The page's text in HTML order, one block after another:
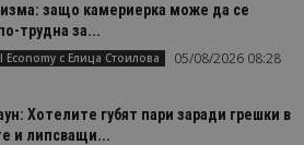
защо камериерка може да се
трудна за...
Economy с Елица Стоилова 05/08/2026 08:28
Хотелите губят пари заради грешки в
и липсващи...